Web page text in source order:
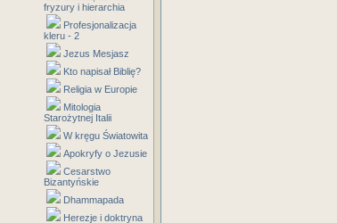
fryzury i hierarchia
Profesjonalizacja
kleru - 2
Jezus Mesjasz
Kto napisał Biblię?
Religia w Europie
Mitologia
Starożytnej Italii
W kręgu Światowita
Apokryfy o Jezusie
Cesarstwo
Bizantyńskie
Dhammapada
Herezje i doktryna